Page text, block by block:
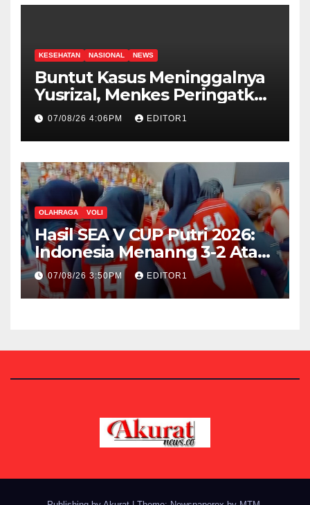
KESEHATAN NASIONAL NEWS
Buntut Kasus Meninggalnya
Yusrizal, Menkes Peringatkan
Nakes Harus Punya Empati
07/08/26 4:06PM EDITOR1
OLAHRAGA VOLI
Hasil SEA V CUP Putri 2026:
Indonesia Menanng 3-2 Atas
Vietnam
07/08/26 3:50PM EDITOR1